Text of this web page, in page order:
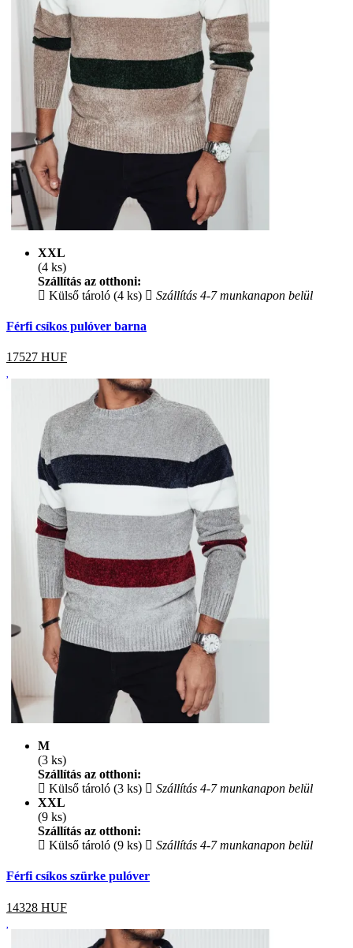
XXL
(4 ks)
Szállítás az otthoni:
Külső tároló (4 ks)
Szállítás 4-7 munkanapon belül
Férfi csíkos pulóver barna
17527 HUF
M
(3 ks)
Szállítás az otthoni:
Külső tároló (3 ks)
Szállítás 4-7 munkanapon belül
XXL
(9 ks)
Szállítás az otthoni:
Külső tároló (9 ks)
Szállítás 4-7 munkanapon belül
Férfi csíkos szürke pulóver
14328 HUF